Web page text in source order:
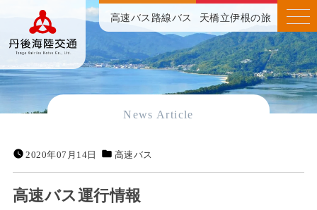
高速バス 路線バス 天橋立伊根の旅
News Article
2020年07月14日 高速バス
高速バス運行情報